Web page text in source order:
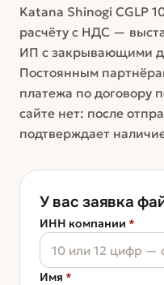
Katana Shinogi CGLP
расчёту с НДС —
ИП с закрывающими
Постоянным
платежа по договору
сайте нет: после
подтверждает
У вас заявка
ИНН компании *
Имя *